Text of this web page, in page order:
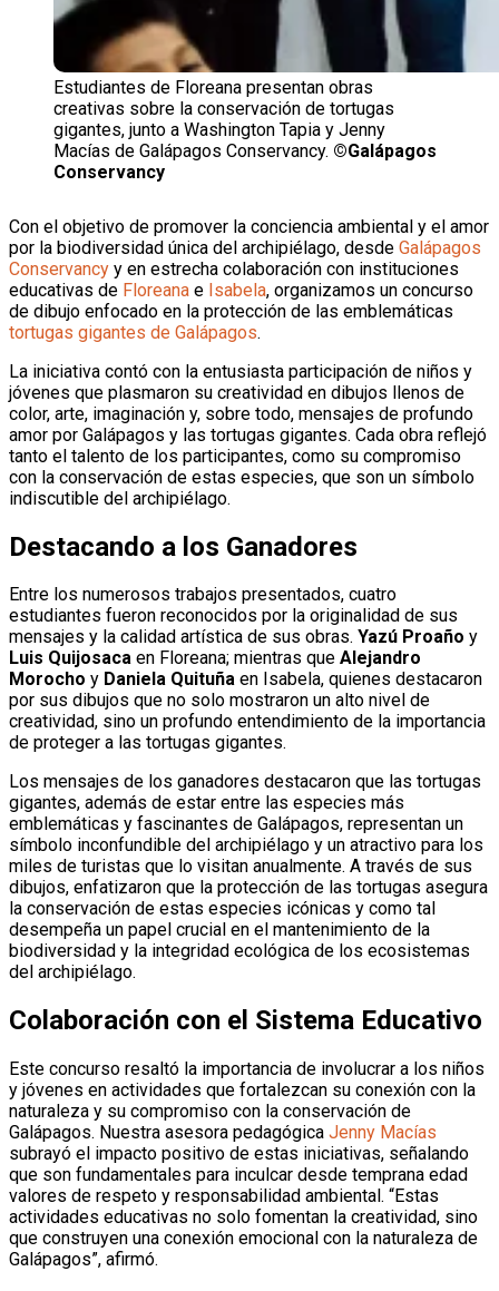
Estudiantes de Floreana presentan obras
creativas sobre la conservación de tortugas
gigantes, junto a Washington Tapia y Jenny
Macías de Galápagos Conservancy. ©Galápagos
Conservancy
Con el objetivo de promover la conciencia ambiental y el amor
por la biodiversidad única del archipiélago, desde Galápagos
Conservancy y en estrecha colaboración con instituciones
educativas de Floreana e Isabela, organizamos un concurso
de dibujo enfocado en la protección de las emblemáticas
tortugas gigantes de Galápagos.
La iniciativa contó con la entusiasta participación de niños y
jóvenes que plasmaron su creatividad en dibujos llenos de
color, arte, imaginación y, sobre todo, mensajes de profundo
amor por Galápagos y las tortugas gigantes. Cada obra reflejó
tanto el talento de los participantes, como su compromiso
con la conservación de estas especies, que son un símbolo
indiscutible del archipiélago.
Destacando a los Ganadores
Entre los numerosos trabajos presentados, cuatro
estudiantes fueron reconocidos por la originalidad de sus
mensajes y la calidad artística de sus obras. Yazú Proaño y
Luis Quijosaca en Floreana; mientras que Alejandro
Morocho y Daniela Quituña en Isabela, quienes destacaron
por sus dibujos que no solo mostraron un alto nivel de
creatividad, sino un profundo entendimiento de la importancia
de proteger a las tortugas gigantes.
Los mensajes de los ganadores destacaron que las tortugas
gigantes, además de estar entre las especies más
emblemáticas y fascinantes de Galápagos, representan un
símbolo inconfundible del archipiélago y un atractivo para los
miles de turistas que lo visitan anualmente. A través de sus
dibujos, enfatizaron que la protección de las tortugas asegura
la conservación de estas especies icónicas y como tal
desempeña un papel crucial en el mantenimiento de la
biodiversidad y la integridad ecológica de los ecosistemas
del archipiélago.
Colaboración con el Sistema Educativo
Este concurso resaltó la importancia de involucrar a los niños
y jóvenes en actividades que fortalezcan su conexión con la
naturaleza y su compromiso con la conservación de
Galápagos. Nuestra asesora pedagógica Jenny Macías
subrayó el impacto positivo de estas iniciativas, señalando
que son fundamentales para inculcar desde temprana edad
valores de respeto y responsabilidad ambiental. “Estas
actividades educativas no solo fomentan la creatividad, sino
que construyen una conexión emocional con la naturaleza de
Galápagos”, afirmó.